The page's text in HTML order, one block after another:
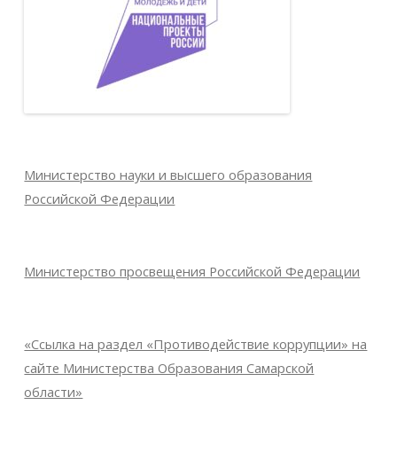
Министерство науки и высшего образования
Российской Федерации
Министерство просвещения Российской Федерации
«Ссылка на раздел «Противодействие коррупции» на
сайте Министерства Образования Самарской
области»